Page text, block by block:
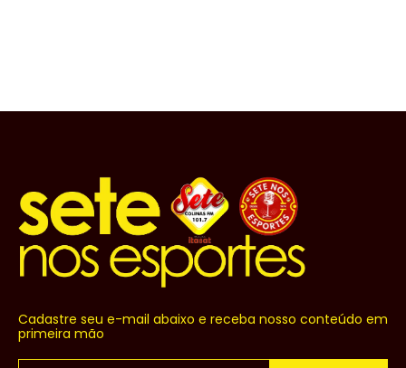
Cadastre seu e-mail abaixo e receba nosso conteúdo em
primeira mão